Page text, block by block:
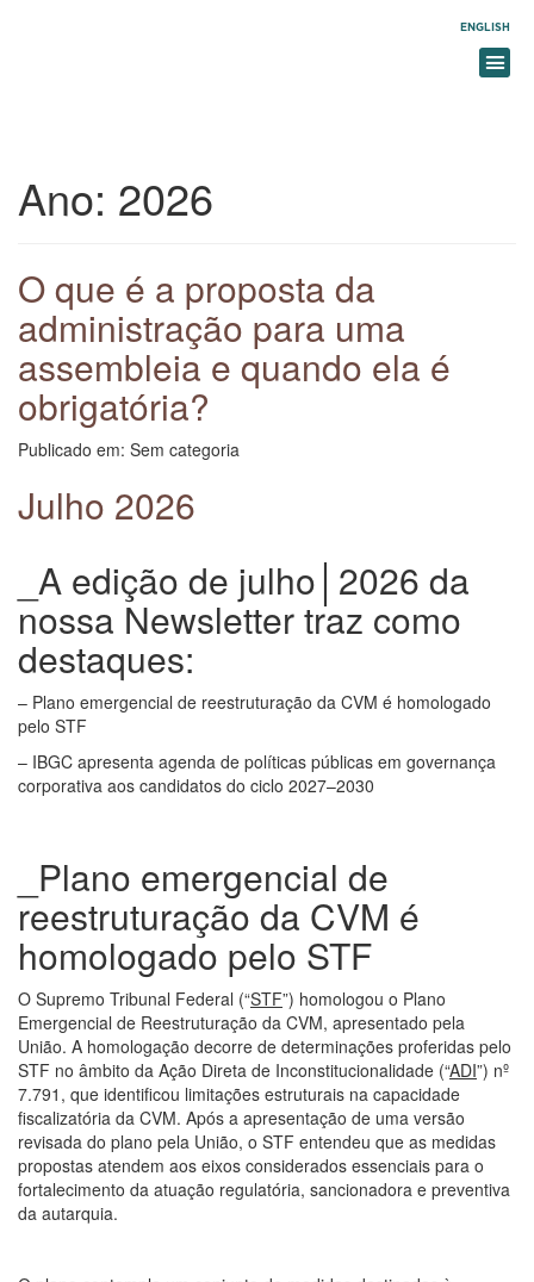
ENGLISH
Ano: 2026
O que é a proposta da
administração para uma
assembleia e quando ela é
obrigatória?
Publicado em: Sem categoria
Julho 2026
_A edição de julho│2026 da
nossa Newsletter traz como
destaques:
– Plano emergencial de reestruturação da CVM é homologado
pelo STF
– IBGC apresenta agenda de políticas públicas em governança
corporativa aos candidatos do ciclo 2027–2030
_Plano emergencial de
reestruturação da CVM é
homologado pelo STF
O Supremo Tribunal Federal (“STF”) homologou o Plano
Emergencial de Reestruturação da CVM, apresentado pela
União. A homologação decorre de determinações proferidas pelo
STF no âmbito da Ação Direta de Inconstitucionalidade (“ADI”) nº
7.791, que identificou limitações estruturais na capacidade
fiscalizatória da CVM. Após a apresentação de uma versão
revisada do plano pela União, o STF entendeu que as medidas
propostas atendem aos eixos considerados essenciais para o
fortalecimento da atuação regulatória, sancionadora e preventiva
da autarquia.